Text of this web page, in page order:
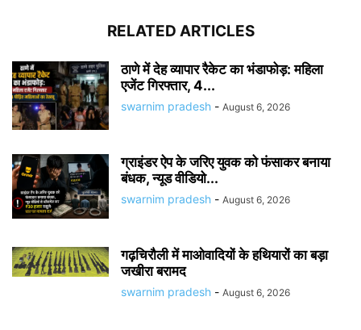
RELATED ARTICLES
ठाणे में देह व्यापार रैकेट का भंडाफोड़: महिला
एजेंट गिरफ्तार, 4...
swarnim pradesh - August 6, 2026
ग्राइंडर ऐप के जरिए युवक को फंसाकर बनाया
बंधक, न्यूड वीडियो...
swarnim pradesh - August 6, 2026
गढ़चिरौली में माओवादियों के हथियारों का बड़ा
जखीरा बरामद
swarnim pradesh - August 6, 2026